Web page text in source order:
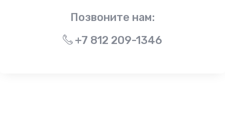
Позвоните нам:
+7 812 209-1346